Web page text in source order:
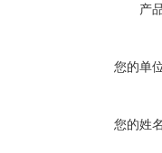
产
您的单
您的姓